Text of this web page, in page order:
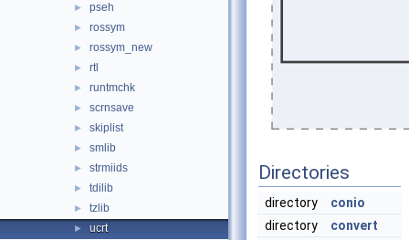
► pseh
► rossym
► rossym_new
► rtl
► runtmchk
► scrnsave
► skiplist
► smlib
► strmiids
► tdilib
► tzlib
► ucrt
Directories
directory
conio
directory
convert